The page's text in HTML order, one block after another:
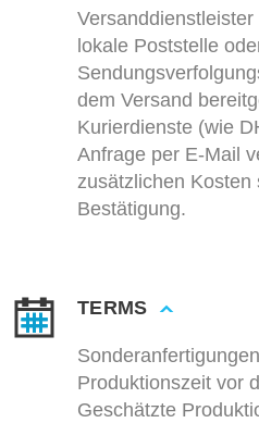
lokale Poststelle
dem Versand
Kurierdienste (wie
Anfrage per E-Mail
zusätzlichen Kosten
Bestätigung.
TERMS
Produktionszeit vor
Geschätzte